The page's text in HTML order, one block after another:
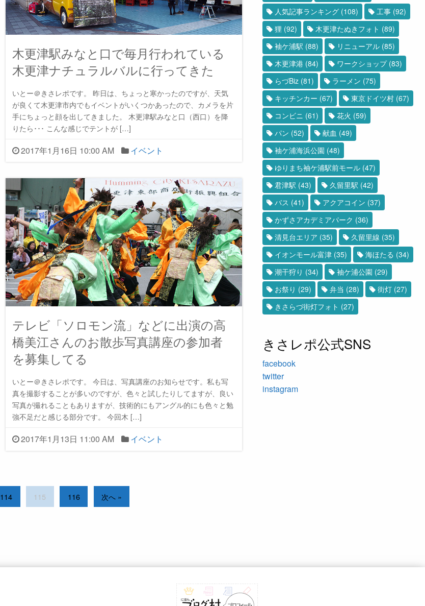
木更津駅みなと口で毎月行われている
木更津ナチュラルバルに行ってきた
いとー＠きさレポです。 昨日は、ちょっと寒かったのですが、天気
が良くて木更津市内でもイベントがいくつかあったので、カメラを片
手にちょっと顔を出してきました。 木更津駅みなと口（西口）を降
りたら･･･ こんな感じでテントが […]
2017年1月16日 10:00 AM イベント
テレビ「ソロモン流」などに出演の高
橋美江さんのお散歩写真講座の参加者
を募集してる
いとー＠きさレポです。 今日は、写真講座のお知らせです。私も写
真を撮影することが多いのですが、色々と試したりしてますが、良い
写真が撮れることもありますが、技術的にもアングル的にも色々と勉
強不足だと感じる部分です。 今回木 […]
2017年1月13日 11:00 AM イベント
114 115 116 次へ »
人気記事ランキング(108) 工事(92)
狸 (92) 木更津たぬきフォト (89)
袖ケ浦駅 (88) リニューアル(85)
木更津港(84) ワークショップ(83)
らづBiz(81) ラーメン (75)
キッチンカー (67) 東京ドイツ村(67)
コンビニ (61) 花火 (59)
パン (52) 献血 (49)
袖ケ浦海浜公園 (48)
ゆりまち袖ケ浦駅前モール(47)
君津駅 (43) 久留里駅 (42)
バス (41) アクアコイン (37)
かずさアカデミアパーク (36)
清見台エリア (35) 久留里線 (35)
イオンモール富津(35) 海ほたる (34)
潮干狩り (34) 袖ケ浦公園 (29)
お祭り (29) 弁当 (28) 街灯(27)
きさらづ街灯フォト (27)
きさレポ公式SNS
facebook
twitter
instagram